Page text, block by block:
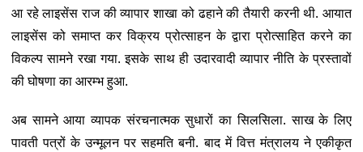
आ रहे लाइसेंस राज की व्यापार शाखा को ढहाने की तैयारी करनी थी. आयात
लाइसेंस को समाप्त कर विक्रय प्रोत्साहन के द्वारा प्रोत्साहित करने का
विकल्प सामने रखा गया. इसके साथ ही उदारवादी व्यापार नीति के प्रस्तावों
की घोषणा का आरम्भ हुआ.
अब सामने आया व्यापक संरचनात्मक सुधारों का सिलसिला. साख के लिए
पावती पत्रों के उन्मूलन पर सहमति बनी. बाद में वित्त मंत्रालय ने एकीकृत